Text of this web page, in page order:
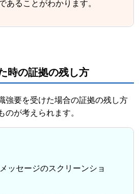
あることがわかります。
時の証拠の残し方
強要を受けた場合の証拠の残し方
のが考えられます。
ッセージのスクリーンショ